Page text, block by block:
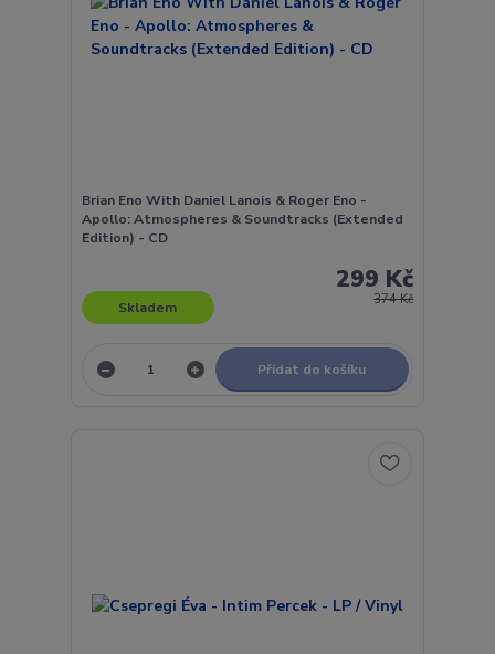
Brian Eno With Daniel Lanois & Roger Eno -
Apollo: Atmospheres & Soundtracks (Extended
Edition) - CD
374 Kč
299 Kč
Skladem
Přidat do košíku